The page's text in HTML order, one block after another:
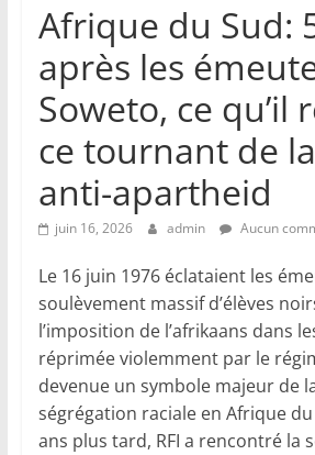
Afrique du Sud:
après les
Soweto, ce qu’il
ce tournant de
anti-apartheid
juin 16, 2026 admin Aucun
Le 16 juin 1976 éclataient les
soulèvement massif d’élèves
l’imposition de l’afrikaans dans
réprimée violemment par le
devenue un symbole majeur de
ségrégation raciale en Afrique
ans plus tard, RFI a rencontré la